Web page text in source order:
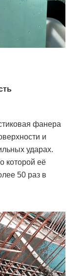
фанера
и
ударах.
которой её
50 раз в